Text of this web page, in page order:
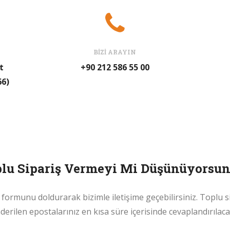
BİZİ ARAYIN
+90 212 586 55 00
Sipariş Vermeyi Mi
formunu doldurarak bizimle iletişime geçebilirsiniz. Toplu
epostalarınız en kısa süre içerisinde